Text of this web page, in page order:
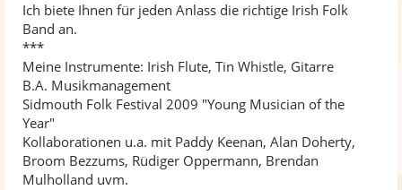
Ich biete Ihnen für jeden Anlass die richtige Irish Folk
Band an.
***
Meine Instrumente: Irish Flute, Tin Whistle, Gitarre
B.A. Musikmanagement
Sidmouth Folk Festival 2009 "Young Musician of the
Year"
Kollaborationen u.a. mit Paddy Keenan, Alan Doherty,
Broom Bezzums, Rüdiger Oppermann, Brendan
Mulholland uvm.